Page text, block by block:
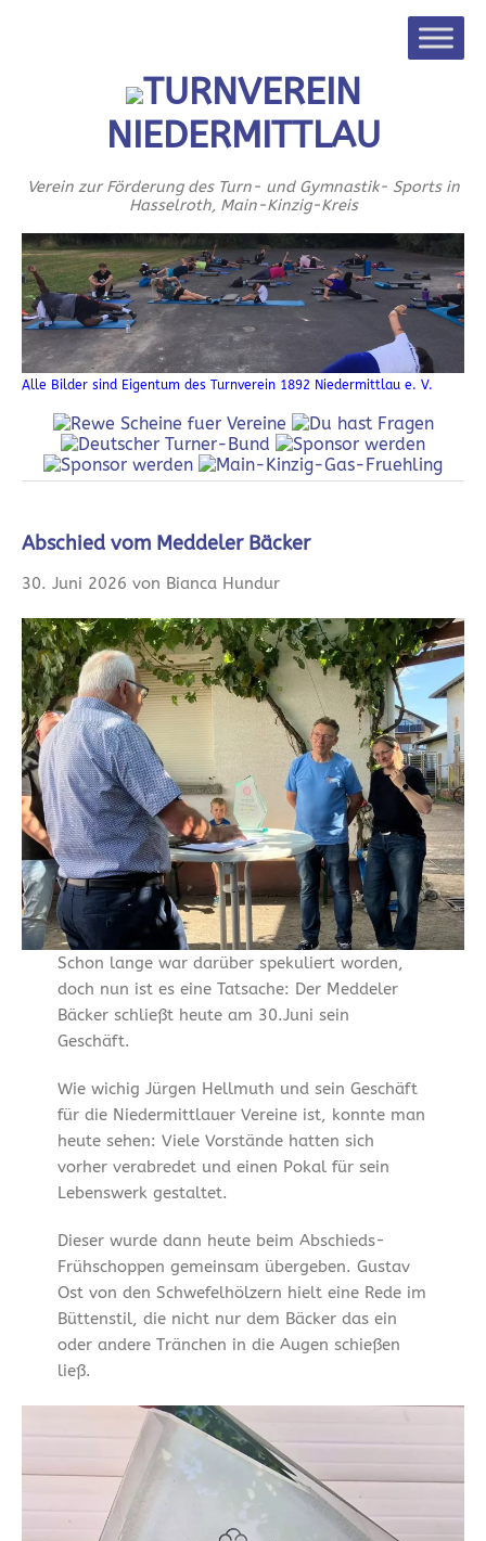
TURNVEREIN
NIEDERMITTLAU
Verein zur Förderung des Turn- und Gymnastik- Sports in
Hasselroth, Main-Kinzig-Kreis
Alle Bilder sind Eigentum des Turnverein 1892 Niedermittlau e. V.
Abschied vom Meddeler Bäcker
30. Juni 2026 von Bianca Hundur
Schon lange war darüber spekuliert worden,
doch nun ist es eine Tatsache: Der Meddeler
Bäcker schließt heute am 30.Juni sein
Geschäft.
Wie wichig Jürgen Hellmuth und sein Geschäft
für die Niedermittlauer Vereine ist, konnte man
heute sehen: Viele Vorstände hatten sich
vorher verabredet und einen Pokal für sein
Lebenswerk gestaltet.
Dieser wurde dann heute beim Abschieds-
Frühschoppen gemeinsam übergeben. Gustav
Ost von den Schwefelhölzern hielt eine Rede im
Büttenstil, die nicht nur dem Bäcker das ein
oder andere Tränchen in die Augen schießen
ließ.